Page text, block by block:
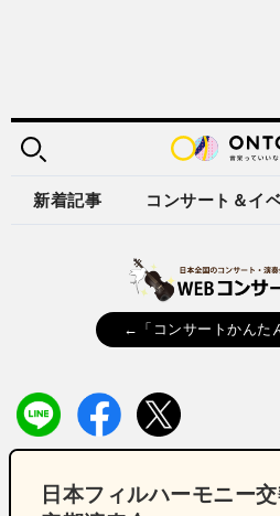
新着記事 コンサート＆イ
←「コンサートかんた
日本フィルハーモニー